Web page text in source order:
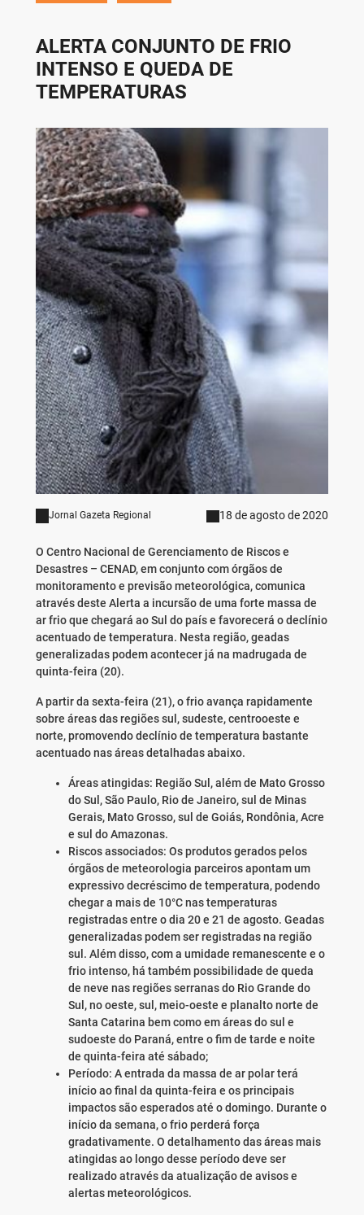
ALERTA CONJUNTO DE FRIO
INTENSO E QUEDA DE
TEMPERATURAS
Jornal Gazeta Regional 18 de agosto de 2020
O Centro Nacional de Gerenciamento de Riscos e
Desastres – CENAD, em conjunto com órgãos de
monitoramento e previsão meteorológica, comunica
através deste Alerta a incursão de uma forte massa de
ar frio que chegará ao Sul do país e favorecerá o declínio
acentuado de temperatura. Nesta região, geadas
generalizadas podem acontecer já na madrugada de
quinta-feira (20).
A partir da sexta-feira (21), o frio avança rapidamente
sobre áreas das regiões sul, sudeste, centrooeste e
norte, promovendo declínio de temperatura bastante
acentuado nas áreas detalhadas abaixo.
Áreas atingidas: Região Sul, além de Mato Grosso
do Sul, São Paulo, Rio de Janeiro, sul de Minas
Gerais, Mato Grosso, sul de Goiás, Rondônia, Acre
e sul do Amazonas.
Riscos associados: Os produtos gerados pelos
órgãos de meteorologia parceiros apontam um
expressivo decréscimo de temperatura, podendo
chegar a mais de 10°C nas temperaturas
registradas entre o dia 20 e 21 de agosto. Geadas
generalizadas podem ser registradas na região
sul. Além disso, com a umidade remanescente e o
frio intenso, há também possibilidade de queda
de neve nas regiões serranas do Rio Grande do
Sul, no oeste, sul, meio-oeste e planalto norte de
Santa Catarina bem como em áreas do sul e
sudoeste do Paraná, entre o fim de tarde e noite
de quinta-feira até sábado;
Período: A entrada da massa de ar polar terá
início ao final da quinta-feira e os principais
impactos são esperados até o domingo. Durante o
início da semana, o frio perderá força
gradativamente. O detalhamento das áreas mais
atingidas ao longo desse período deve ser
realizado através da atualização de avisos e
alertas meteorológicos.